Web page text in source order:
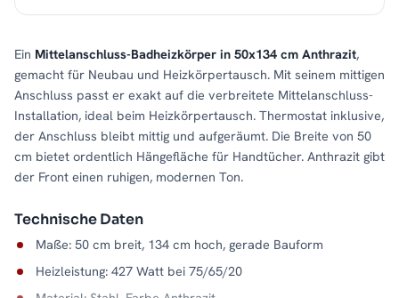
Ein Mittelanschluss-Badheizkörper in 50x134 cm Anthrazit,
gemacht für Neubau und Heizkörpertausch. Mit seinem mittigen
Anschluss passt er exakt auf die verbreitete Mittelanschluss-
Installation, ideal beim Heizkörpertausch. Thermostat inklusive,
der Anschluss bleibt mittig und aufgeräumt. Die Breite von 50
cm bietet ordentlich Hängefläche für Handtücher. Anthrazit gibt
der Front einen ruhigen, modernen Ton.
Technische Daten
Maße: 50 cm breit, 134 cm hoch, gerade Bauform
Heizleistung: 427 Watt bei 75/65/20